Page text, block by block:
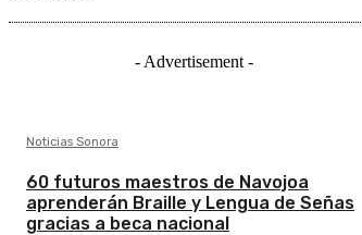
- Advertisement -
Noticias Sonora
60 futuros maestros de Navojoa
aprenderán Braille y Lengua de Señas
gracias a beca nacional